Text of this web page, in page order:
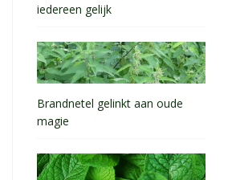
iedereen gelijk
Brandnetel gelinkt aan oude
magie